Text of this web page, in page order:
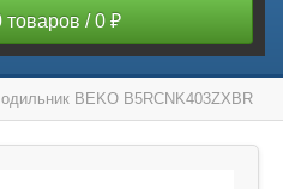
товаров / 0 ₽
BEKO B5RCNK403ZXBR